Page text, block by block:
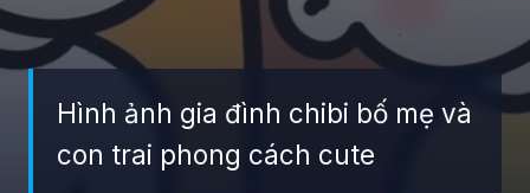
Hình ảnh gia đình chibi bố mẹ và
con trai phong cách cute